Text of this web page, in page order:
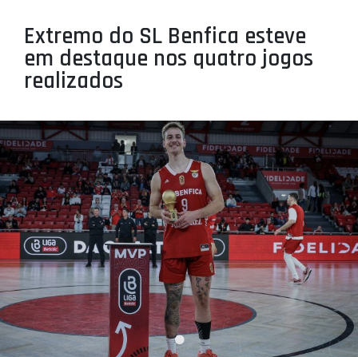
PROJETOS
LIGA BETCLIC MASCULINA
LIGA BETCLIC FEMININA
Extremo do SL Benfica esteve
em destaque nos quatro jogos
realizados